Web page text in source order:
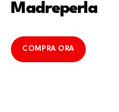
Madreperla
COMPRA ORA